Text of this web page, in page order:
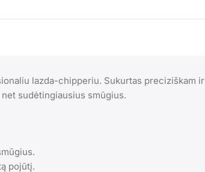
lazda-chipperiu. Sukurtas preciziškam ir
sudėtingiausius smūgius.
pojūtį.